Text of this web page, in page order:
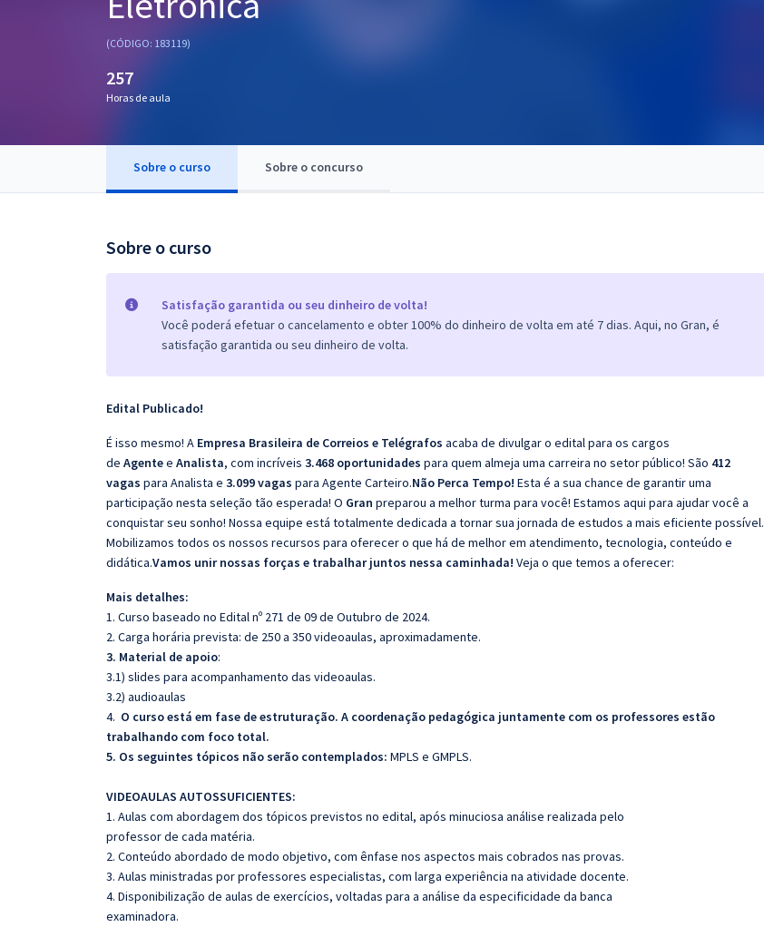
Questões grátis
(CÓDIGO: 183119)
257
Horas de aula
Sobre o curso Sobre o concurso
Sobre o curso
Satisfação garantida ou seu dinheiro de volta!
Você poderá efetuar o cancelamento e obter 100% do dinheiro de volta em até 7 dias. Aqui, no Gran, é
satisfação garantida ou seu dinheiro de volta.
Edital Publicado!
É isso mesmo! A Empresa Brasileira de Correios e Telégrafos acaba de divulgar o edital para os cargos
de Agentee Analista, com incríveis 3.468 oportunidades para quem almeja uma carreira no setor público! São 412
vagas para Analista e 3.099 vagas para Agente Carteiro.Não Perca Tempo! Esta é a sua chance de garantir uma
participação nesta seleção tão esperada! O Gran preparou a melhor turma para você! Estamos aqui para ajudar você a
conquistar seu sonho! Nossa equipe está totalmente dedicada a tornar sua jornada de estudos a mais eficiente possível.
Mobilizamos todos os nossos recursos para oferecer o que há de melhor em atendimento, tecnologia, conteúdo e
didática.Vamos unir nossas forças e trabalhar juntos nessa caminhada! Veja o que temos a oferecer:
Mais detalhes:
1. Curso baseado no Edital nº 271 de 09 de Outubro de 2024.
2. Carga horária prevista: de 250 a 350 videoaulas, aproximadamente.
3. Material de apoio:
3.1) slides para acompanhamento das videoaulas.
3.2) audioaulas
4. O curso está em fase de estruturação. A coordenação pedagógica juntamente com os professores estão
trabalhando com foco total.
5. Os seguintes tópicos não serão contemplados: MPLS e GMPLS.
VIDEOAULAS AUTOSSUFICIENTES:
1. Aulas com abordagem dos tópicos previstos no edital, após minuciosa análise realizada pelo
professor de cada matéria.
2. Conteúdo abordado de modo objetivo, com ênfase nos aspectos mais cobrados nas provas.
3. Aulas ministradas por professores especialistas, com larga experiência na atividade docente.
4. Disponibilização de aulas de exercícios, voltadas para a análise da especificidade da banca
examinadora.